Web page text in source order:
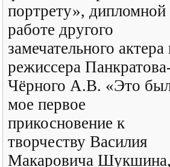
портрету», дипломной
работе другого
замечательного актера
режиссера
Чёрного А.В. «Это
мое первое
прикосновение к
творчеству Василия
Макаровича